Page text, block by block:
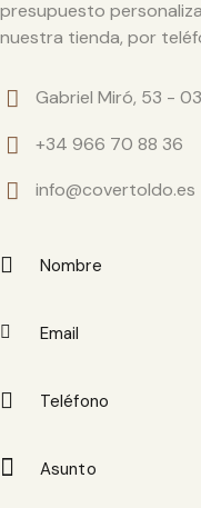
presupuesto
nuestra tienda, por
Gabriel Miró, 53 -
+34 966 70 88 36
info@covertoldo.es